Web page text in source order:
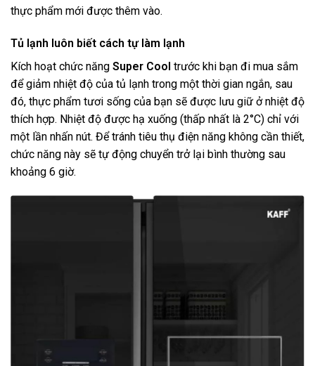
thực phẩm mới được thêm vào.
Tủ lạnh luôn biết cách tự làm lạnh
Kích hoạt chức năng Super Cool trước khi bạn đi mua sắm
để giảm nhiệt độ của tủ lạnh trong một thời gian ngắn, sau
đó, thực phẩm tươi sống của bạn sẽ được lưu giữ ở nhiệt độ
thích hợp. Nhiệt độ được hạ xuống (thấp nhất là 2°C) chỉ với
một lần nhấn nút. Để tránh tiêu thụ điện năng không cần thiết,
chức năng này sẽ tự động chuyển trở lại bình thường sau
khoảng 6 giờ.